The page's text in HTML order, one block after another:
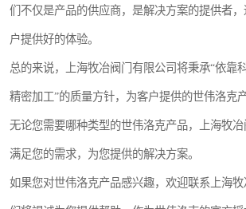
们不仅是产品的供应商，是解决方案的提供者
户提供好的体验。
总的来说，上海牧冶阀门有限公司将秉承“依靠
精密加工”的质量方针，为客户提供的世伟洛克
无论您需要哪种类型的世伟洛克产品，上海牧
满足您的需求，为您提供的解决方案。
如果您对世伟洛克产品感兴趣，欢迎联系上海